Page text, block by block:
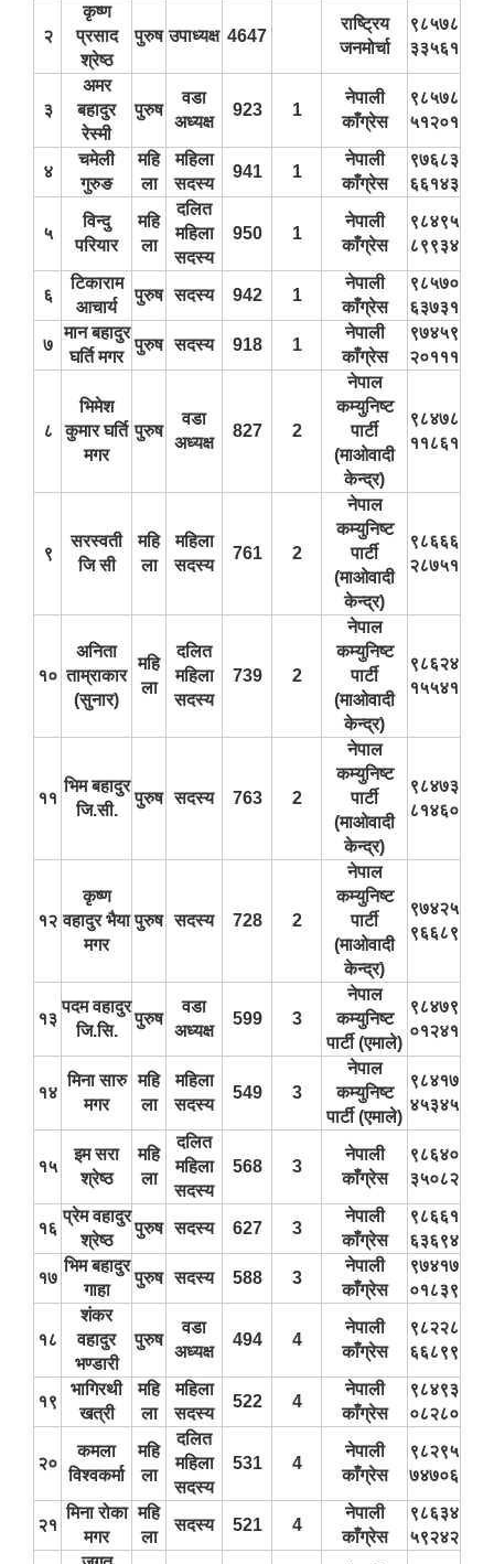
२
कृष्ण
प्रसाद
श्रेष्‍ठ
पुरुष उपाध्यक्ष 4647
राष्ट्रिय
जनमोर्चा
९८५७८
३३५६१
३
अमर
बहादुर
रेस्मी
पुरुष
वडा
अध्यक्ष
923 1
नेपाली
काँग्रेस
९८५७८
५१२०१
४
चमेली
गुरुङ
महि
ला
महिला
सदस्य
941 1
नेपाली
काँग्रेस
९७६८३
६६१४३
५
विन्दु
परियार
महि
ला
दलित
महिला
सदस्य
950 1
नेपाली
काँग्रेस
९८४९५
८९९३४
६
टिकाराम
आचार्य
पुरुष सदस्य 942 1
नेपाली
काँग्रेस
९८५७०
६३७३१
७
मान बहादुर
घर्ति मगर
पुरुष सदस्य 918 1
नेपाली
काँग्रेस
९७४५९
२०१११
८
भिमेश
कुमार घर्ति
मगर
पुरुष
वडा
अध्यक्ष
827 2
नेपाल
कम्युनिष्ट
पार्टी
(माओवादी
केन्द्र)
९८४७८
११८६१
९
सरस्वती
जि सी
महि
ला
महिला
सदस्य
761 2
नेपाल
कम्युनिष्ट
पार्टी
(माओवादी
केन्द्र)
९८६६६
२८७५१
१०
अनिता
ताम्राकार
(सुनार)
महि
ला
दलित
महिला
सदस्य
739 2
नेपाल
कम्युनिष्ट
पार्टी
(माओवादी
केन्द्र)
९८६२४
१५५४१
११
भिम बहादुर
जि.सी.
पुरुष सदस्य 763 2
नेपाल
कम्युनिष्ट
पार्टी
(माओवादी
केन्द्र)
९८४७३
८१४६०
१२
कृष्ण
वहादुर भैया
मगर
पुरुष सदस्य 728 2
नेपाल
कम्युनिष्ट
पार्टी
(माओवादी
केन्द्र)
९७४२५
९६६८९
१३
पदम वहादुर
जि.सि.
पुरुष
वडा
अध्यक्ष
599 3
नेपाल
कम्युनिष्ट
पार्टी (एमाले)
९८४७९
०१२४१
१४
मिना सारु
मगर
महि
ला
महिला
सदस्य
549 3
नेपाल
कम्युनिष्ट
पार्टी (एमाले)
९८४१७
४५३४५
१५
इम सरा
श्रेष्ठ
महि
ला
दलित
महिला
सदस्य
568 3
नेपाली
काँग्रेस
९८६४०
३५०८२
१६
प्रेम वहादुर
श्रेष्ठ
पुरुष सदस्य 627 3
नेपाली
काँग्रेस
९८६६१
६३६९४
१७
भिम बहादुर
गाहा
पुरुष सदस्य 588 3
नेपाली
काँग्रेस
९७४१७
०१८३९
१८
शंकर
वहादुर
भण्डारी
पुरुष
वडा
अध्यक्ष
494 4
नेपाली
काँग्रेस
९८२२८
६६८९९
१९
भागिरथी
खत्री
महि
ला
महिला
सदस्य
522 4
नेपाली
काँग्रेस
९८४९३
०८२८०
२०
कमला
विश्वकर्मा
महि
ला
दलित
महिला
सदस्य
531 4
नेपाली
काँग्रेस
९८२९५
७४७०६
२१
मिना रोका
मगर
महि
ला
सदस्य 521 4
नेपाली
काँग्रेस
९८६३४
५९२४२